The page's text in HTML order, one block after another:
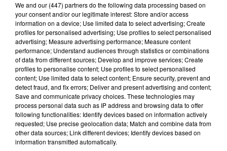
Lecture (2 min 27 sec)
Fred Bompard
Le billet de Fred sur 100% radio
We and our (447) partnersdo the following data processing based on
your consent and/or our legitimate interest: Store and/or access
information on a device; Use limited data to select advertising; Create
profiles for personalised advertising; Use profiles to select personalised
advertising; Measure advertising performance; Measure content
performance; Understand audiences through statistics or combinations
of data from different sources; Develop and improve services; Create
profiles to personalise content; Use profiles to select personalised
content; Use limited data to select content; Ensure security, prevent and
detect fraud, and fix errors; Deliver and present advertising and content;
Save and communicate privacy choices. These technologies may
process personal data such as IP address and browsing data to offer
following functionalities: Identify devices based on information actively
requested; Use precise geolocation data; Match and combine data from
other data sources; Link different devices; Identify devices based on
information transmitted automatically.